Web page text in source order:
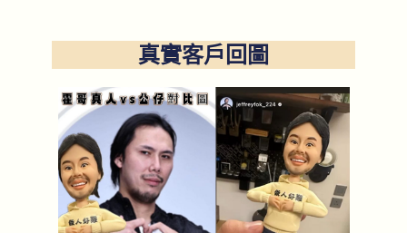
真實客戶回圖